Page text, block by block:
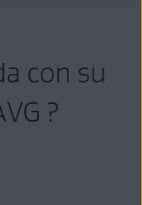
con su
?